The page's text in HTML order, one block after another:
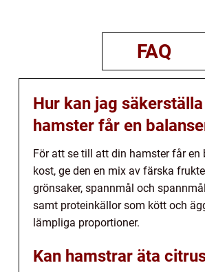
FAQ
Hur kan jag
hamster får en
För att se till att din hamster får en
kost, ge den en mix av färska
grönsaker, spannmål och
samt proteinkällor som kött och
lämpliga proportioner.
Kan hamstrar äta